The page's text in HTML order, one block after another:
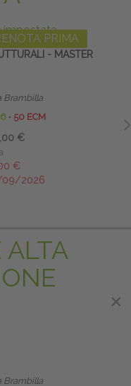
PRIMA
- MASTER
Brambilla
∙ 50 ECM
€
€
09/2026
ALTA
Brambilla
×
×